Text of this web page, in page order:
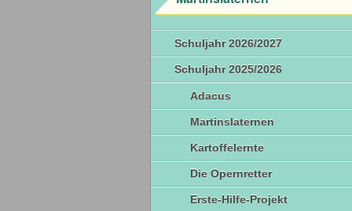
Schuljahr 2026/2027
Schuljahr 2025/2026
Adacus
Martinslaternen
Kartoffelernte
Die Opernretter
Erste-Hilfe-Projekt